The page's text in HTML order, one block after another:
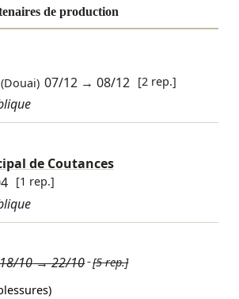
de production
07/12 →08/12 [2 rep.]
de Coutances
[1 rep.]
18/10→22/10 [5 rep.]